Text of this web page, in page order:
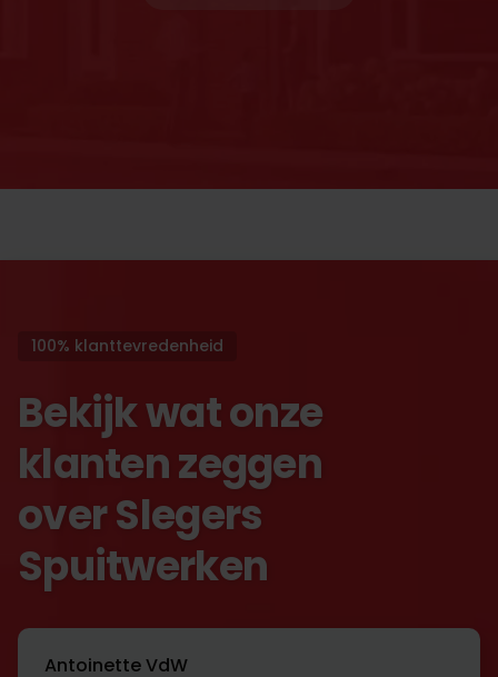
100% klanttevredenheid
Bekijk wat onze
klanten zeggen
over Slegers
Spuitwerken
Antoinette VdW